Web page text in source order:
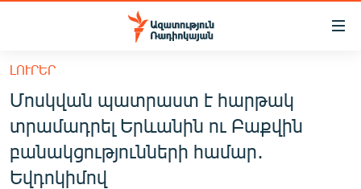
Մատչելիության
հիմնական
բովանդակությանը
հիմնական
մենյուին
Որոնում
ՀԱՅԱՍՏԱՆ
ՔԱՂԱՔԱԿԱՆ
ԸՆՏՐՈՒԹՅՈՒՆՆԵՐ 2026
ԼՈՒՐԵՐ
Մոսկվան պատրաստ է հարթակ
տրամադրել Երևանին ու Բաքվին
բանակցությունների համար․
Եվդոկիմով